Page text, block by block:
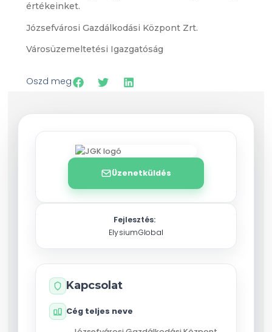
értékeinket.
Józsefvárosi Gazdálkodási Központ Zrt.
Városüzemeltetési Igazgatóság
Oszd meg
Üzenetküldés
Fejlesztés:
ElysiumGlobal
Kapcsolat
Cég teljes neve